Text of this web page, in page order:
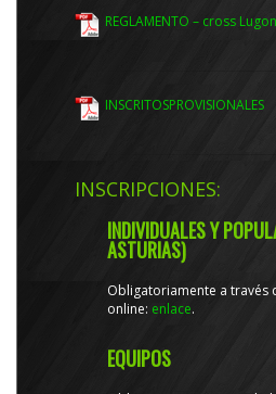
REGLAMENTO – cross
INSCRITOSPROVISIONALES
INSCRIPCIONES:
INDIVIDUALES Y
ASTURIAS)
Obligatoriamente a través
online: enlace.
EQUIPOS